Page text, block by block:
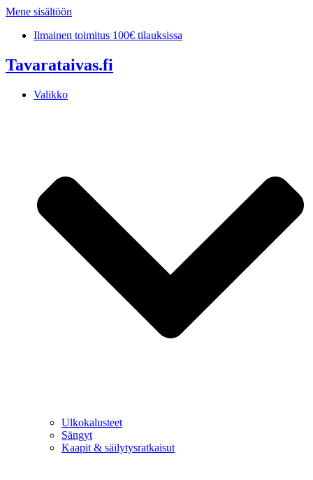
Mene sisältöön
Ilmainen toimitus 100€ tilauksissa
Tavarataivas.fi
Valikko
Ulkokalusteet
Sängyt
Kaapit & säilytysratkaisut